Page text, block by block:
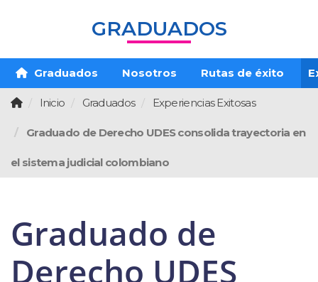
GRADUADOS
Graduados Nosotros Rutas de éxito
Inicio Graduados Experiencias Exitosas
Graduado de Derecho UDES consolida trayectoria en
el sistema judicial colombiano
Graduado de
Derecho UDES